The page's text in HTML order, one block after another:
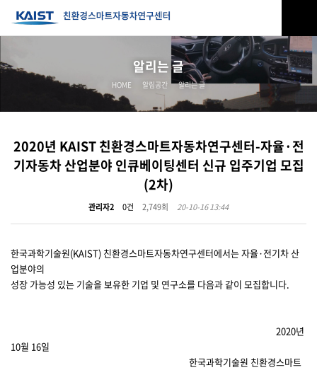
알리는 글
HOME 알림공간 알리는 글
2020년 KAIST 친환경스마트자동차연구센터-자율·전
기자동차 산업분야 인큐베이팅센터 신규 입주기업 모집
(2차)
관리자2 0건 2,749회 20-10-16 13:44
한국과학기술원(KAIST) 친환경스마트자동차연구센터에서는 자율·전기차 산
업분야의
성장 가능성 있는 기술을 보유한 기업 및 연구소를 다음과 같이 모집합니다.
2020년
10월 16일
한국과학기술원 친환경스마트